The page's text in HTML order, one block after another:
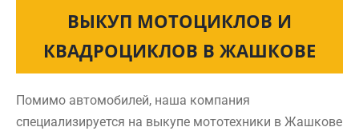
ВЫКУП МОТОЦИКЛОВ И
КВАДРОЦИКЛОВ В ЖАШКОВЕ
Помимо автомобилей, наша компания
специализируется на выкупе мототехники в Жашкове